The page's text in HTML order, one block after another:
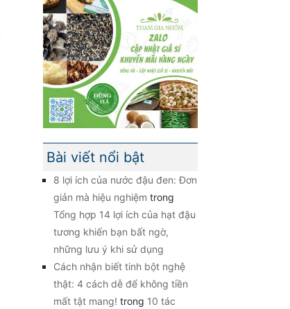
Bài viết nổi bật
8 lợi ích của nước đậu đen: Đơn
giản mà hiệu nghiệm trong
Tổng hợp 14 lợi ích của hạt đậu
tương khiến bạn bất ngờ,
những lưu ý khi sử dụng
Cách nhận biết tinh bột nghệ
thật: 4 cách dễ để không tiền
mất tật mang! trong 10 tác